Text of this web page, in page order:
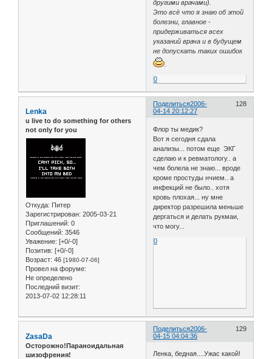
другими врачами).
Это всё что я знаю об этой
болезни, главное -
придерживаться всех
указаний врача и в будущем
не допускать таких ошибок
0
Поделиться 128
2006-
04-14 20:12:27
Lenka
u live to do something for others
not only for you
Откуда: Питер
Зарегистрирован: 2005-03-21
Приглашений: 0
Сообщений: 3546
Уважение: [+0/-0]
Позитив: [+0/-0]
Возраст: 46 [1980-07-06]
Провел на форуме:
Не определено
Последний визит:
2013-07-02 12:28:11
Флор ты медик?
Вот я сегодня сдала
анализы... потом еще ЭКГ
сделаю и к ревматологу.. а
чем болела не знаю... вроде
кроме простуды нчием.. а
инфекций не было.. хотя
кровь плохая... ну мне
директор разрешила меньше
дергаться и делать рукмаи,
что могу...
0
Поделиться 129
2006-
04-15 04:04:36
ZasaDa
Осторожно!Параноидальная
шизофрения!
Ленка, бедная....Ужас какой!